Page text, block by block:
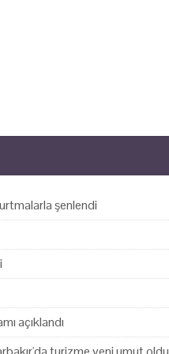
şenlendi
açıklandı